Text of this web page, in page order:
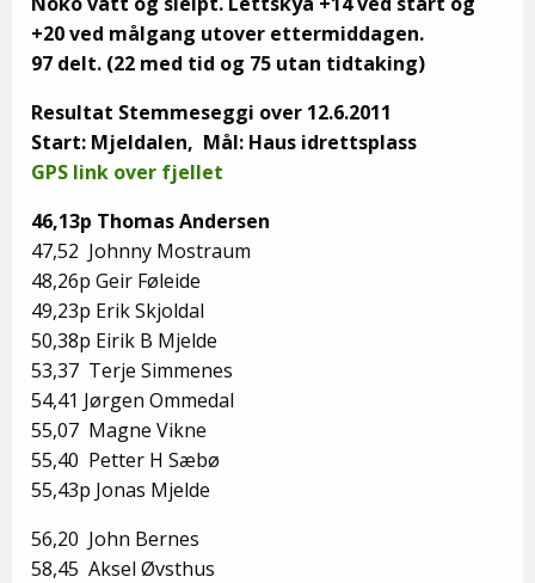
+20 ved målgang utover ettermiddagen.
97 delt. (22 med tid og 75 utan tidtaking)
Resultat Stemmeseggi over 12.6.2011
Start: Mjeldalen, Mål: Haus idrettsplass
GPS link over fjellet
46,13p Thomas Andersen
47,52 Johnny Mostraum
48,26p Geir Føleide
49,23p Erik Skjoldal
50,38p Eirik B Mjelde
53,37 Terje Simmenes
54,41 Jørgen Ommedal
55,07 Magne Vikne
55,40 Petter H Sæbø
55,43p Jonas Mjelde
56,20 John Bernes
58,45 Aksel Øvsthus